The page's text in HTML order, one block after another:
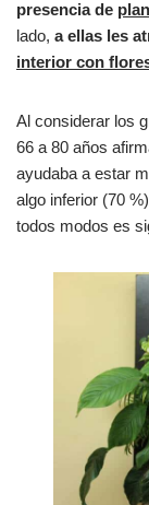
presencia de
lado, a ellas les
interior con
Al considerar los
66 a 80 años
ayudaba a estar
algo inferior (70
todos modos es